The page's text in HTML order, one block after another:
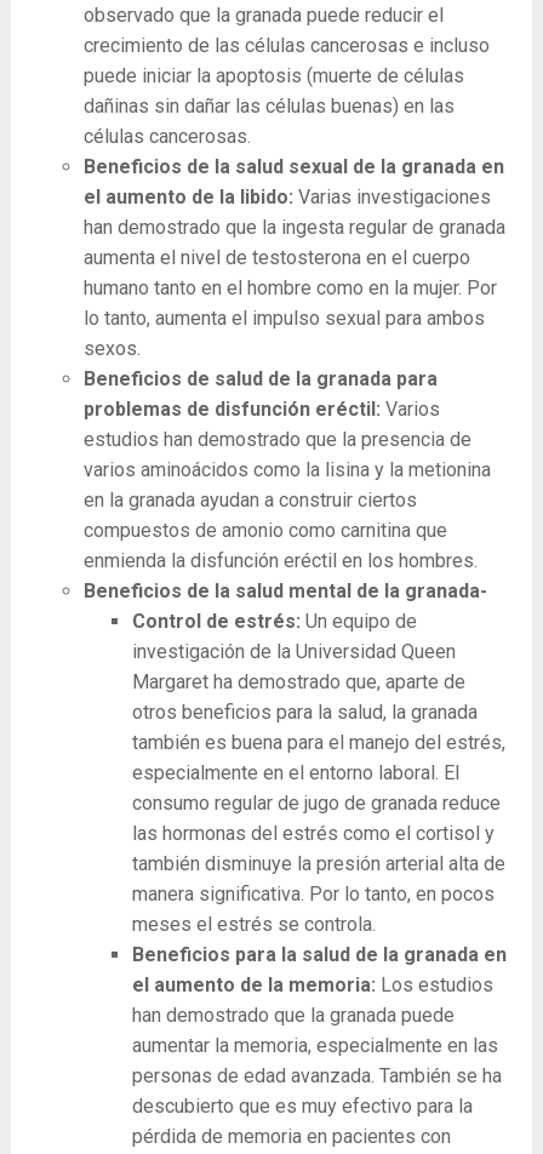
observado que la granada puede reducir el
crecimiento de las células cancerosas e incluso
puede iniciar la apoptosis (muerte de células
dañinas sin dañar las células buenas) en las
células cancerosas.
Beneficios de la salud sexual de la granada en
el aumento de la libido: Varias investigaciones
han demostrado que la ingesta regular de granada
aumenta el nivel de testosterona en el cuerpo
humano tanto en el hombre como en la mujer. Por
lo tanto, aumenta el impulso sexual para ambos
sexos.
Beneficios de salud de la granada para
problemas de disfunción eréctil: Varios
estudios han demostrado que la presencia de
varios aminoácidos como la lisina y la metionina
en la granada ayudan a construir ciertos
compuestos de amonio como carnitina que
enmienda la disfunción eréctil en los hombres.
Beneficios de la salud mental de la granada-
Control de estrés: Un equipo de
investigación de la Universidad Queen
Margaret ha demostrado que, aparte de
otros beneficios para la salud, la granada
también es buena para el manejo del estrés,
especialmente en el entorno laboral. El
consumo regular de jugo de granada reduce
las hormonas del estrés como el cortisol y
también disminuye la presión arterial alta de
manera significativa. Por lo tanto, en pocos
meses el estrés se controla.
Beneficios para la salud de la granada en
el aumento de la memoria: Los estudios
han demostrado que la granada puede
aumentar la memoria, especialmente en las
personas de edad avanzada. También se ha
descubierto que es muy efectivo para la
pérdida de memoria en pacientes con